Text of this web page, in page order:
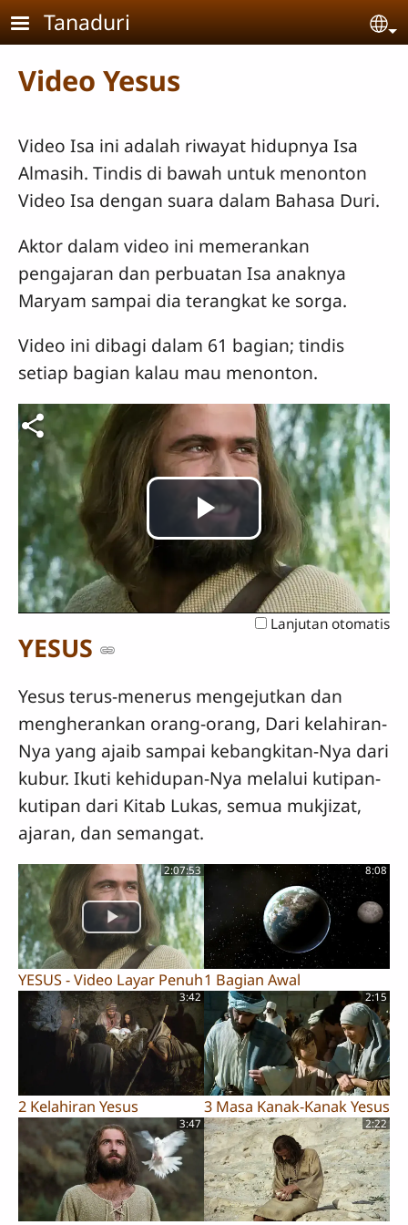
Skip to main content
Tanaduri
Video Yesus
Video Isa ini adalah riwayat hidupnya Isa
Almasih. Tindis di bawah untuk menonton
Video Isa dengan suara dalam Bahasa Duri.
Aktor dalam video ini memerankan
pengajaran dan perbuatan Isa anaknya
Maryam sampai dia terangkat ke sorga.
Video ini dibagi dalam 61 bagian; tindis
setiap bagian kalau mau menonton.
Putar
Video
Lanjutan otomatis
YESUS
Yesus terus-menerus mengejutkan dan
mengherankan orang-orang, Dari kelahiran-
Nya yang ajaib sampai kebangkitan-Nya dari
kubur. Ikuti kehidupan-Nya melalui kutipan-
kutipan dari Kitab Lukas, semua mukjizat,
ajaran, dan semangat.
2:07:53
YESUS - Video Layar Penuh
8:08
1 Bagian Awal
3:42
2 Kelahiran Yesus
2:15
3 Masa Kanak-Kanak Yesus
3:47 2:22